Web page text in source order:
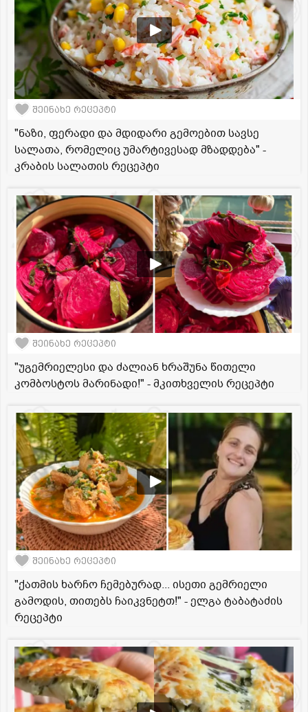
შეინახე რეცეპტი
"ნაზი, ფერადი და მდიდარი გემოებით სავსე
სალათა, რომელიც უმარტივესად მზადდება" -
კრაბის სალათის რეცეპტი
შეინახე რეცეპტი
"უგემრიელესი და ძალიან ხრაშუნა წითელი
კომბოსტოს მარინადი!" - მკითხველის რეცეპტი
შეინახე რეცეპტი
"ქათმის ხარჩო ჩემებურად... ისეთი გემრიელი
გამოდის, თითებს ჩაიკვნეტთ!" - ელგა ტაბატაძის
რეცეპტი